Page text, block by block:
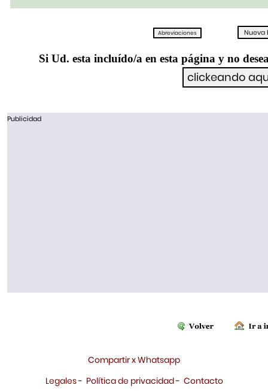
Si Ud. esta incluído/a en esta página y no
Publicidad
Compartir x Whatsapp
Legales- Política de privacidad- Contacto